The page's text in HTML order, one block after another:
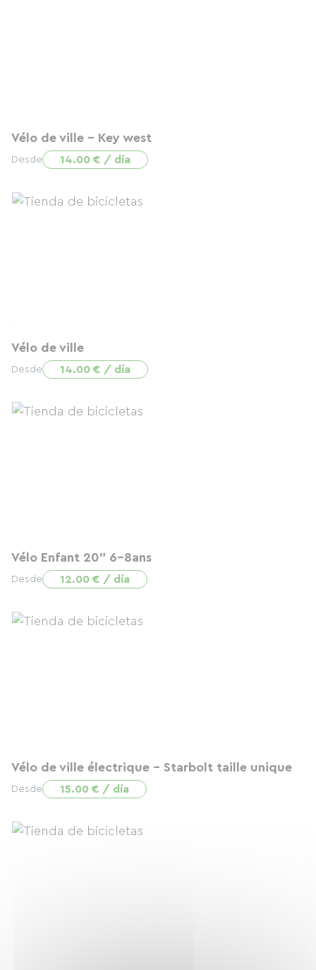
Vélo de ville - Key west
Desde 14.00 € / día
Vélo de ville
Desde 14.00 € / día
Vélo Enfant 20" 6-8ans
Desde 12.00 € / día
Vélo de ville électrique - Starbolt taille unique
Desde 15.00 € / día